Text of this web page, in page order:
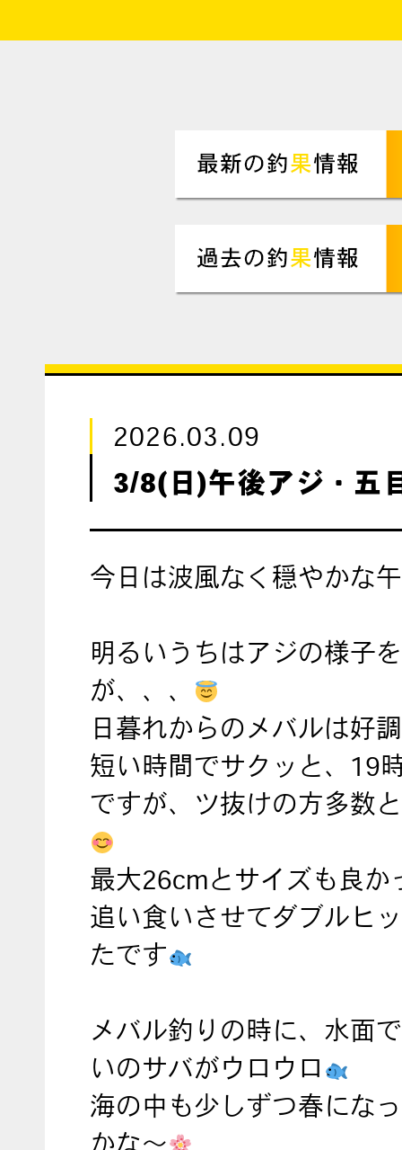
2026.03.09
3/8(日)午後アジ・五
今日は波風なく穏やかな
明るいうちはアジの様子
が、、、
日暮れからのメバルは好
短い時間でサクッと、19
ですが、ツ抜けの方多数
最大26cmとサイズも良か
追い食いさせてダブルヒ
たです
メバル釣りの時に、水面
いのサバがウロウロ
海の中も少しずつ春にな
かな〜